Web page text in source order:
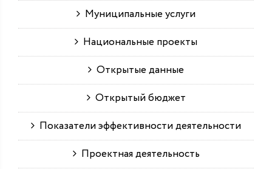
Муниципальные услуги
Национальные проекты
Открытые данные
Открытый бюджет
Показатели эффективности деятельности
Проектная деятельность